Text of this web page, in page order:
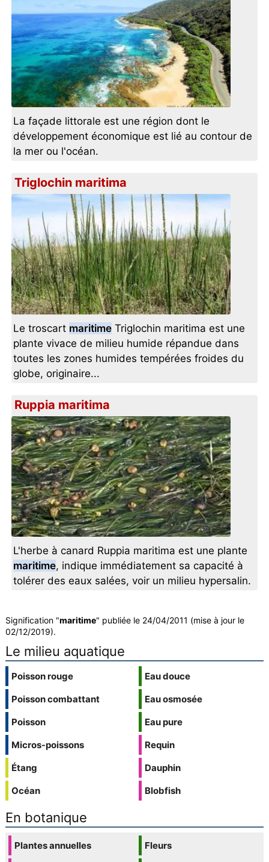
La façade littorale est une région dont le
développement économique est lié au contour de
la mer ou l'océan.
Triglochin maritima
Le troscart maritime Triglochin maritima est une
plante vivace de milieu humide répandue dans
toutes les zones humides tempérées froides du
globe, originaire...
Ruppia maritima
L'herbe à canard Ruppia maritima est une plante
maritime, indique immédiatement sa capacité à
tolérer des eaux salées, voir un milieu hypersalin.
Signification "maritime" publiée le 24/04/2011 (mise à jour le
02/12/2019).
Le milieu aquatique
Poisson rouge
Poisson combattant
Poisson
Micros-poissons
Étang
Océan
Eau douce
Eau osmosée
Eau pure
Requin
Dauphin
Blobfish
En botanique
Plantes annuelles
Fleurs